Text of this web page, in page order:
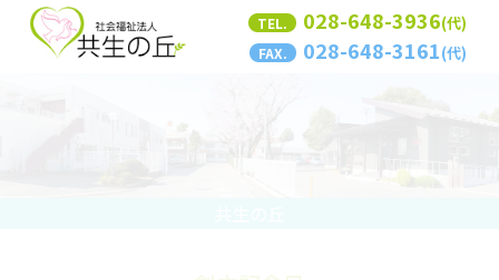
TEL. 028-648-3936(代)
FAX. 028-648-3161(代)